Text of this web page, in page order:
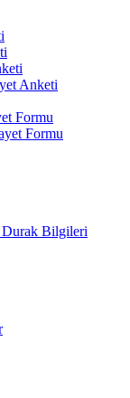
Anketi
Formu
Formu
Durak Bilgileri